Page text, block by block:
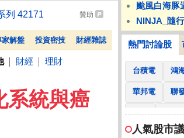
列 42171 贊助
AI助攻 宏碁7月營收269億元創13年同期新高 LEGO樂高 科技
贊助
家解盤 投資密技 財經雜誌
財經 理財
統與癌
颱風白海
NINJA_隨
熱門討論股
台積電 鴻
華邦電 聯
南亞 國泰金
人氣股市